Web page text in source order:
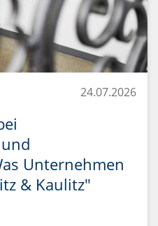
24.07.2026
Unternehmen
& Kaulitz"